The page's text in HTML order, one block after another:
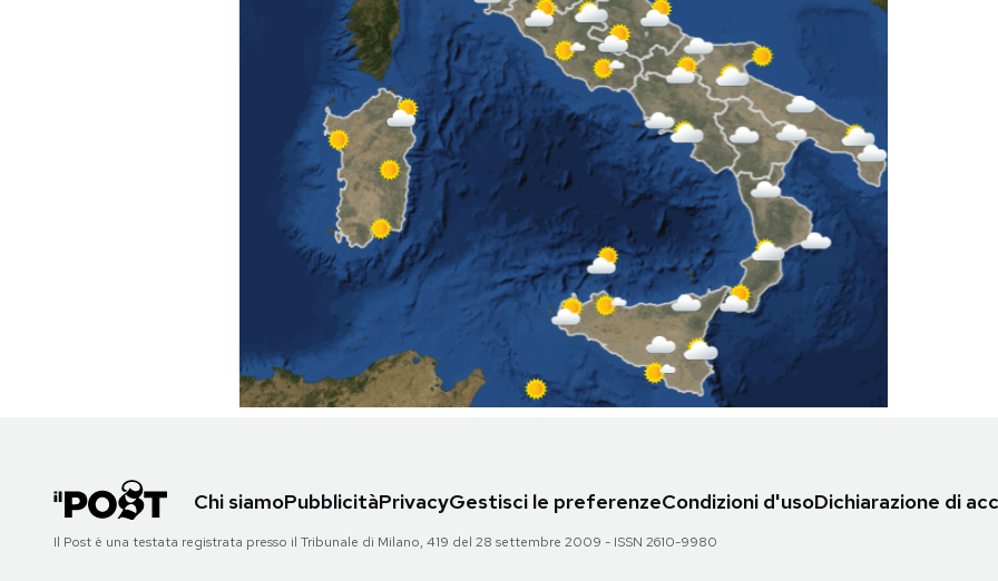
Mondiali calcio 2026
AREA PERSONALE
Area Personale
Chi siamoPubblicitàPrivacyGestisci le preferenzeCondizioni d'usoDichiarazione di
Il Post è una testata registrata presso il Tribunale di Milano, 419 del 28 settembre 2009 - ISSN 2610-9980